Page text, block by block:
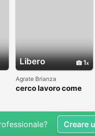
Libero 1
Agrate Brianza
cerco lavoro come
Creare